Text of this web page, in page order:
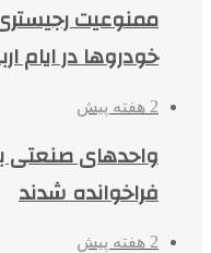
ممنوعیت
خودروها در ایام
2 هفته پیش
واحدهای صنعتی
فراخوانده شدند
2 هفته پیش